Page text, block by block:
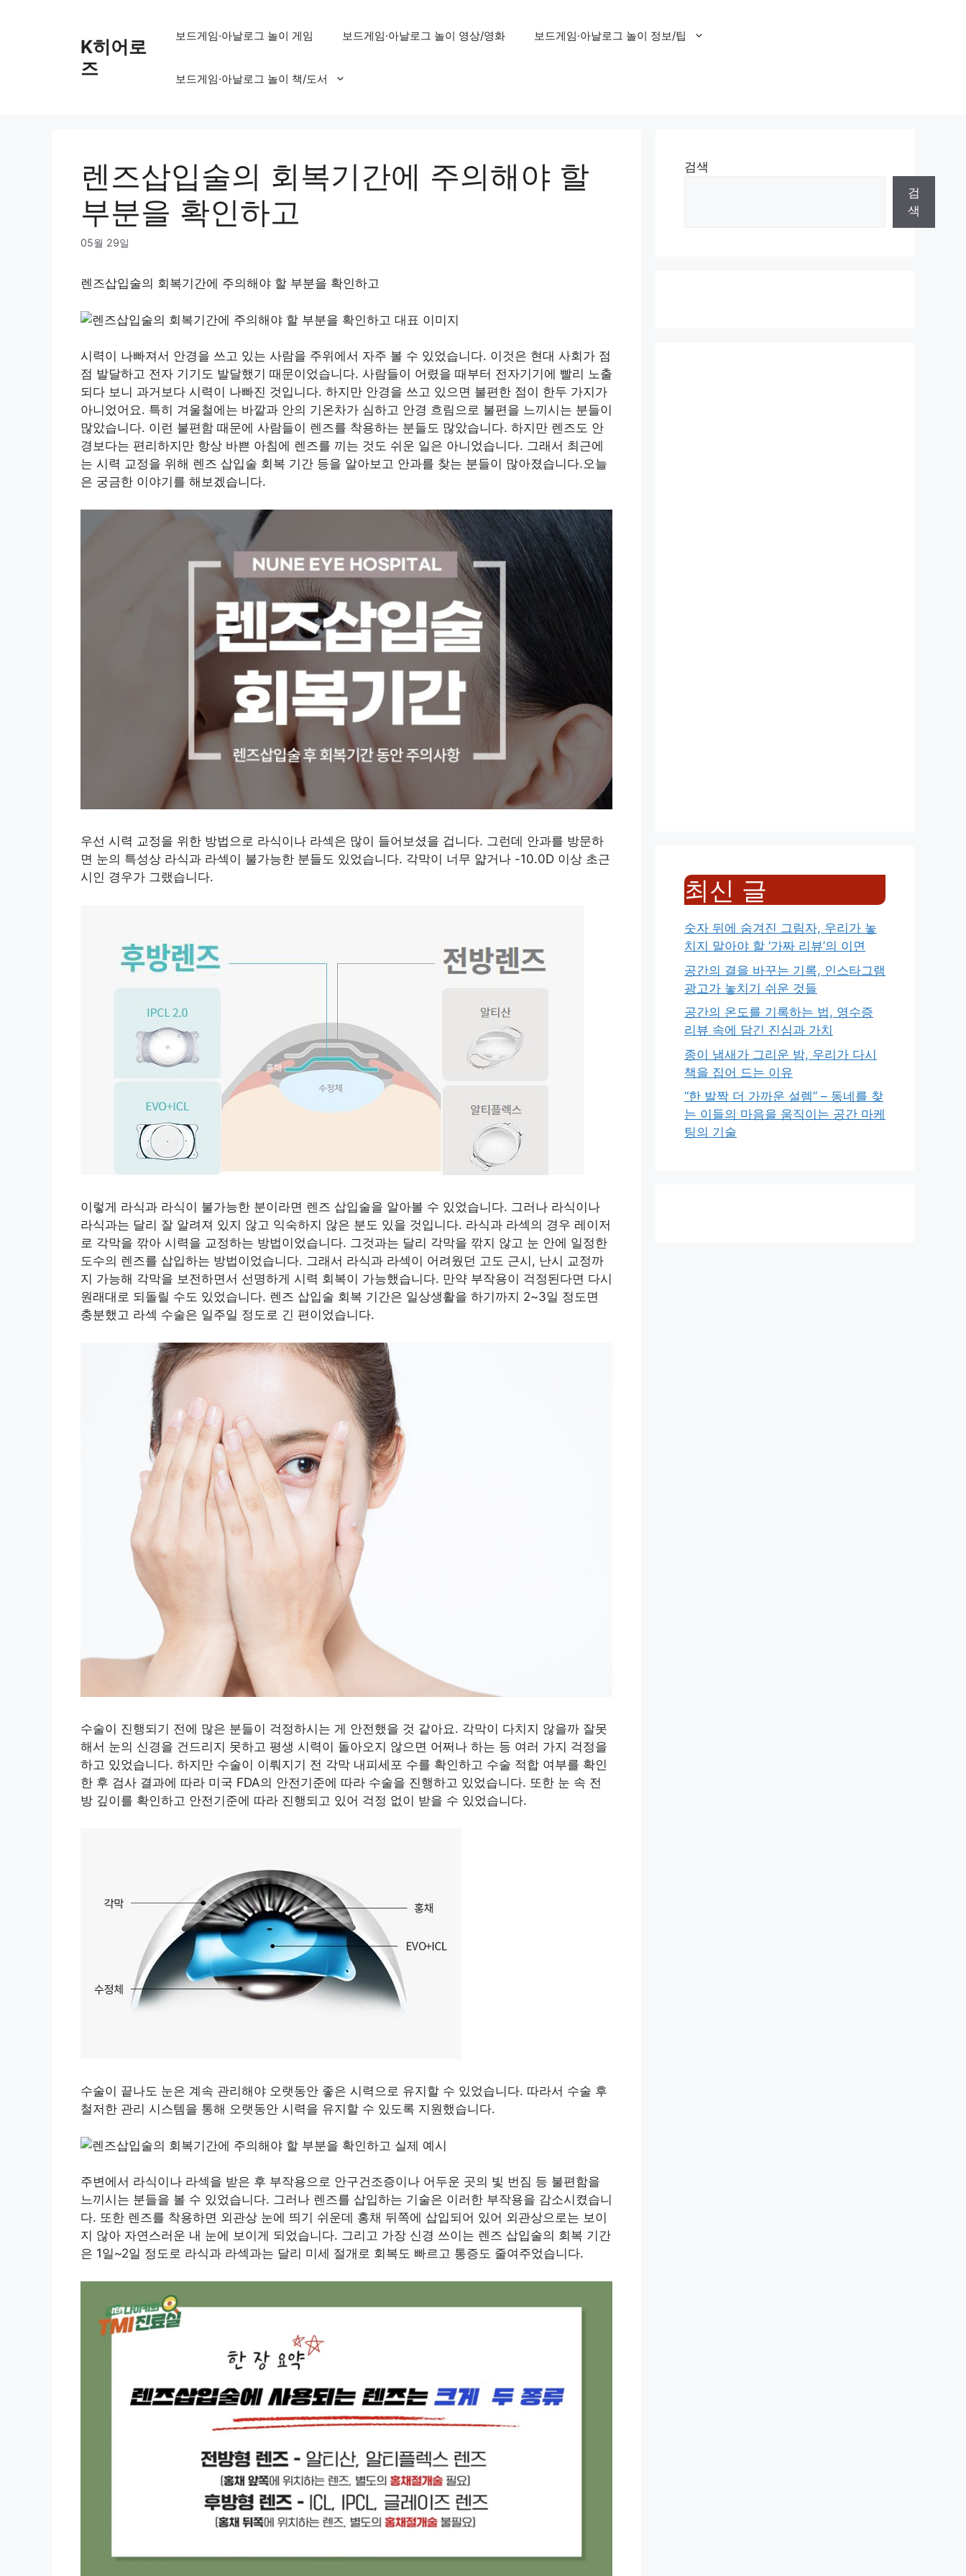
K히어로
즈
보드게임·아날로그 놀이 게임 보드게임·아날로그 놀이 영상/영화 보드게임·아날로그 놀이 정보/팁
보드게임·아날로그 놀이 책/도서
렌즈삽입술의 회복기간에 주의해야 할
부분을 확인하고
05월 29일
렌즈삽입술의 회복기간에 주의해야 할 부분을 확인하고
시력이 나빠져서 안경을 쓰고 있는 사람을 주위에서 자주 볼 수 있었습니다. 이것은 현대 사회가 점
점 발달하고 전자 기기도 발달했기 때문이었습니다. 사람들이 어렸을 때부터 전자기기에 빨리 노출
되다 보니 과거보다 시력이 나빠진 것입니다. 하지만 안경을 쓰고 있으면 불편한 점이 한두 가지가
아니었어요. 특히 겨울철에는 바깥과 안의 기온차가 심하고 안경 흐림으로 불편을 느끼시는 분들이
많았습니다. 이런 불편함 때문에 사람들이 렌즈를 착용하는 분들도 많았습니다. 하지만 렌즈도 안
경보다는 편리하지만 항상 바쁜 아침에 렌즈를 끼는 것도 쉬운 일은 아니었습니다. 그래서 최근에
는 시력 교정을 위해 렌즈 삽입술 회복 기간 등을 알아보고 안과를 찾는 분들이 많아졌습니다.오늘
은 궁금한 이야기를 해보겠습니다.
우선 시력 교정을 위한 방법으로 라식이나 라섹은 많이 들어보셨을 겁니다. 그런데 안과를 방문하
면 눈의 특성상 라식과 라섹이 불가능한 분들도 있었습니다. 각막이 너무 얇거나 -10.0D 이상 초근
시인 경우가 그랬습니다.
이렇게 라식과 라식이 불가능한 분이라면 렌즈 삽입술을 알아볼 수 있었습니다. 그러나 라식이나
라식과는 달리 잘 알려져 있지 않고 익숙하지 않은 분도 있을 것입니다. 라식과 라섹의 경우 레이저
로 각막을 깎아 시력을 교정하는 방법이었습니다. 그것과는 달리 각막을 깎지 않고 눈 안에 일정한
도수의 렌즈를 삽입하는 방법이었습니다. 그래서 라식과 라섹이 어려웠던 고도 근시, 난시 교정까
지 가능해 각막을 보전하면서 선명하게 시력 회복이 가능했습니다. 만약 부작용이 걱정된다면 다시
원래대로 되돌릴 수도 있었습니다. 렌즈 삽입술 회복 기간은 일상생활을 하기까지 2~3일 정도면
충분했고 라섹 수술은 일주일 정도로 긴 편이었습니다.
수술이 진행되기 전에 많은 분들이 걱정하시는 게 안전했을 것 같아요. 각막이 다치지 않을까 잘못
해서 눈의 신경을 건드리지 못하고 평생 시력이 돌아오지 않으면 어쩌나 하는 등 여러 가지 걱정을
하고 있었습니다. 하지만 수술이 이뤄지기 전 각막 내피세포 수를 확인하고 수술 적합 여부를 확인
한 후 검사 결과에 따라 미국 FDA의 안전기준에 따라 수술을 진행하고 있었습니다. 또한 눈 속 전
방 깊이를 확인하고 안전기준에 따라 진행되고 있어 걱정 없이 받을 수 있었습니다.
수술이 끝나도 눈은 계속 관리해야 오랫동안 좋은 시력으로 유지할 수 있었습니다. 따라서 수술 후
철저한 관리 시스템을 통해 오랫동안 시력을 유지할 수 있도록 지원했습니다.
주변에서 라식이나 라섹을 받은 후 부작용으로 안구건조증이나 어두운 곳의 빛 번짐 등 불편함을
느끼시는 분들을 볼 수 있었습니다. 그러나 렌즈를 삽입하는 기술은 이러한 부작용을 감소시켰습니
다. 또한 렌즈를 착용하면 외관상 눈에 띄기 쉬운데 홍채 뒤쪽에 삽입되어 있어 외관상으로는 보이
지 않아 자연스러운 내 눈에 보이게 되었습니다. 그리고 가장 신경 쓰이는 렌즈 삽입술의 회복 기간
은 1일~2일 정도로 라식과 라섹과는 달리 미세 절개로 회복도 빠르고 통증도 줄여주었습니다.
검색
검
색
최신 글
숫자 뒤에 숨겨진 그림자, 우리가 놓
치지 말아야 할 ‘가짜 리뷰’의 이면
공간의 결을 바꾸는 기록, 인스타그램
광고가 놓치기 쉬운 것들
공간의 온도를 기록하는 법, 영수증
리뷰 속에 담긴 진심과 가치
종이 냄새가 그리운 밤, 우리가 다시
책을 집어 드는 이유
“한 발짝 더 가까운 설렘” – 동네를 찾
는 이들의 마음을 움직이는 공간 마케
팅의 기술